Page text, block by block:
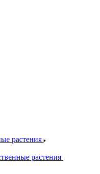
растения
растения